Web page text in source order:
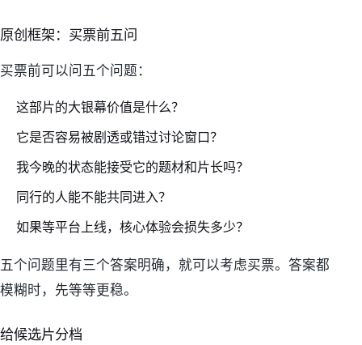
原创框架：买票前五问
买票前可以问五个问题：
这部片的大银幕价值是什么？
它是否容易被剧透或错过讨论窗口？
我今晚的状态能接受它的题材和片长吗？
同行的人能不能共同进入？
如果等平台上线，核心体验会损失多少？
五个问题里有三个答案明确，就可以考虑买票。答案都
模糊时，先等等更稳。
给候选片分档